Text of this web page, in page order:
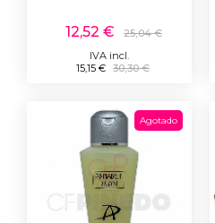
12,52 €
25,04 €
IVA incl.
15,15 € 30,30 €
Agotado